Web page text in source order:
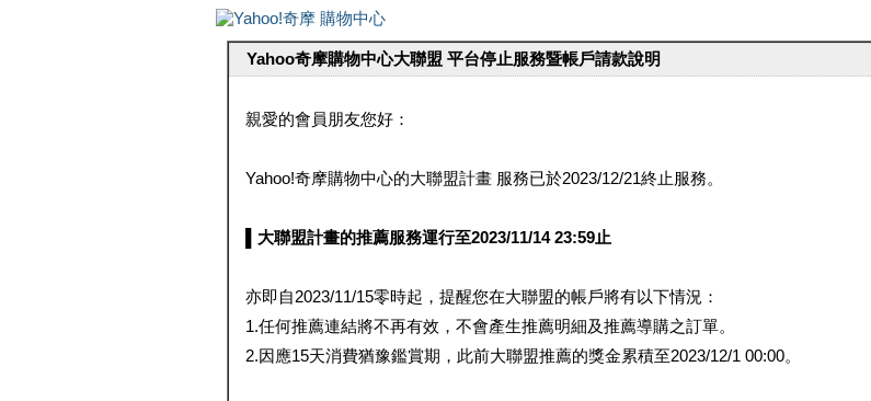
Yahoo奇摩購物中心大聯盟 平台停止服務暨帳戶請款說明
親愛的會員朋友您好：
Yahoo!奇摩購物中心的大聯盟計畫 服務已於2023/12/21終止服務。
▌大聯盟計畫的推薦服務運行至2023/11/14 23:59止
亦即自2023/11/15零時起，提醒您在大聯盟的帳戶將有以下情況：
1.任何推薦連結將不再有效，不會產生推薦明細及推薦導購之訂單。
2.因應15天消費猶豫鑑賞期，此前大聯盟推薦的獎金累積至2023/12/1 00:00。